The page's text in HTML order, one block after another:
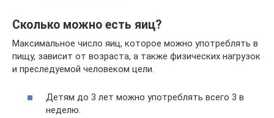
Сколько можно есть яиц?
Максимальное число яиц, которое можно употреблять в
пищу, зависит от возраста, а также физических нагрузок
и преследуемой человеком цели.
Детям до 3 лет можно употреблять всего 3 в
неделю.